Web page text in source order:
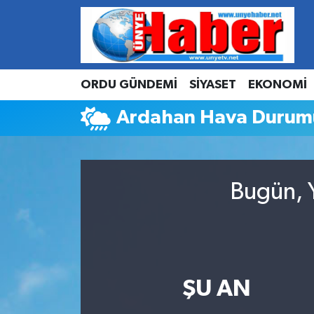
ORDU GÜNDEMİ SİYASET EKONOMİ
Ardahan Hava
Bugün,
ŞU AN
Hava Durumu
Trafik Durumu
Süper Lig Puan Durumu ve Fikstür
Tüm Manşetler